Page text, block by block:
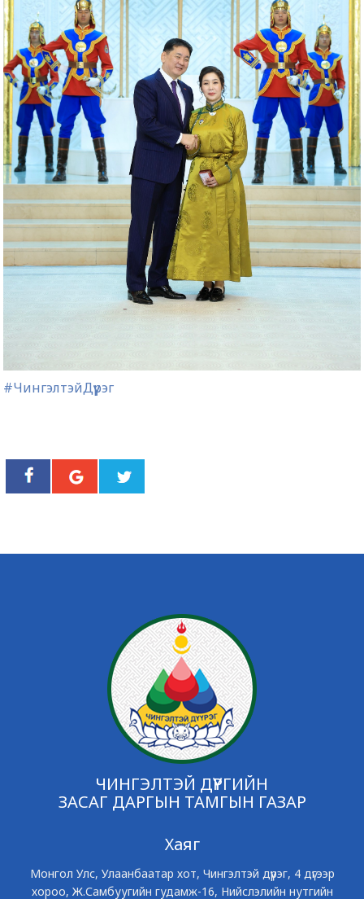
#ЧингэлтэйДүүрэг
ЧИНГЭЛТЭЙ ДҮҮРГИЙН
ЗАСАГ ДАРГЫН ТАМГЫН ГАЗАР
Хаяг
Монгол Улс, Улаанбаатар хот, Чингэлтэй дүүрэг, 4 дүгээр
хороо, Ж.Самбуугийн гудамж-16, Нийслэлийн нутгийн